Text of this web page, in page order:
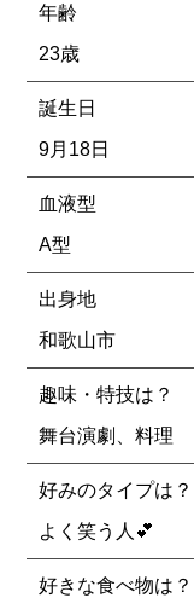
年齢
23歳
誕生日
9月18日
血液型
A型
出身地
和歌山市
趣味・特技は？
舞台演劇、料理
好みのタイプは？
よく笑う人︎💕︎
好きな食べ物は？